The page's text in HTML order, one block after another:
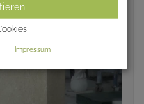
Impressum